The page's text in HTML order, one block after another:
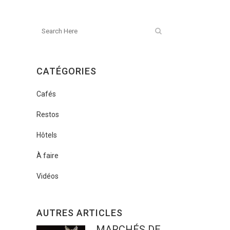
CATÉGORIES
Cafés
Restos
Hôtels
À faire
Vidéos
AUTRES ARTICLES